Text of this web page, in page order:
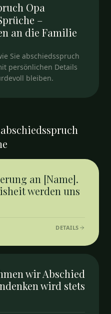
Opa
–
an die Familie
Sie abschiedsspruch
persönlichen Details
bleiben.
abschiedsspruch
an [Name].
werden uns
DETAILS
wir Abschied
wird stets